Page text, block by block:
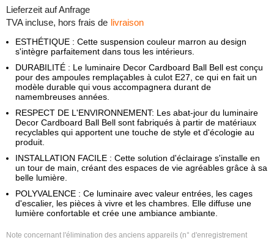
Lieferzeit auf Anfrage
TVA incluse, hors frais de livraison
ESTHÉTIQUE : Cette suspension couleur marron au design
s'intègre parfaitement dans tous les intérieurs.
DURABILITÉ : Le luminaire Decor Cardboard Ball Bell est conçu
pour des ampoules remplaçables à culot E27, ce qui en fait un
modèle durable qui vous accompagnera durant de
namembreuses années.
RESPECT DE L'ENVIRONNEMENT: Les abat-jour du luminaire
Decor Cardboard Ball Bell sont fabriqués à partir de matériaux
recyclables qui apportent une touche de style et d'écologie au
produit.
INSTALLATION FACILE : Cette solution d'éclairage s'installe en
un tour de main, créant des espaces de vie agréables grâce à sa
belle lumière.
POLYVALENCE : Ce luminaire avec valeur entrées, les cages
d'escalier, les pièces à vivre et les chambres. Elle diffuse une
lumière confortable et crée une ambiance ambiante.
Note concernant l'élimination des anciens appareils (n° d'enregistrement